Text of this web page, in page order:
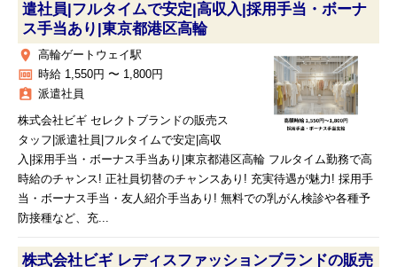
遣社員|フルタイムで安定|高収入|採用手当・ボーナ
ス手当あり|東京都港区高輪
place 高輪ゲートウェイ駅
money 時給 1,550円 〜 1,800円
assignment_ind 派遣社員
株式会社ビギ セレクトブランドの販売ス
タッフ|派遣社員|フルタイムで安定|高収
入|採用手当・ボーナス手当あり|東京都港区高輪 フルタイム勤務で高
時給のチャンス! 正社員切替のチャンスあり! 充実待遇が魅力! 採用手
当・ボーナス手当・友人紹介手当あり! 無料での乳がん検診や各種予
防接種など、充...
株式会社ビギ レディスファッションブランドの販売